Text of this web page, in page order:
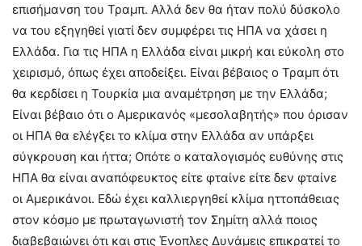
επισήμανση του Τραμπ. Αλλά δεν θα ήταν πολύ δύσκολο
να του εξηγηθεί γιατί δεν συμφέρει τις ΗΠΑ να χάσει η
Ελλάδα. Για τις ΗΠΑ η Ελλάδα είναι μικρή και εύκολη στο
χειρισμό, όπως έχει αποδείξει. Είναι βέβαιος ο Τραμπ ότι
θα κερδίσει η Τουρκία μια αναμέτρηση με την Ελλάδα;
Είναι βέβαιο ότι ο Αμερικανός «μεσολαβητής» που όρισαν
οι ΗΠΑ θα ελέγξει το κλίμα στην Ελλάδα αν υπάρξει
σύγκρουση και ήττα; Οπότε ο καταλογισμός ευθύνης στις
ΗΠΑ θα είναι αναπόφευκτος είτε φταίνε είτε δεν φταίνε
οι Αμερικάνοι. Εδώ έχει καλλιεργηθεί κλίμα ηττοπάθειας
στον κόσμο με πρωταγωνιστή τον Σημίτη αλλά ποιος
διαβεβαιώνει ότι και στις Ένοπλες Δυνάμεις επικρατεί το